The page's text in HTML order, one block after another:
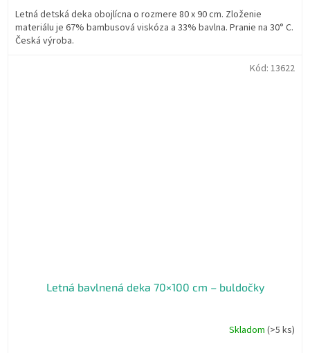
z
5
hviezdičiek.
Letná detská deka obojlícna o rozmere 80 x 90 cm. Zloženie
materiálu je 67% bambusová viskóza a 33% bavlna. Pranie na 30° C.
Česká výroba.
Letná bavlnená deka 70×100 cm – buldočky
Skladom (>5 ks)
Kód: 13622